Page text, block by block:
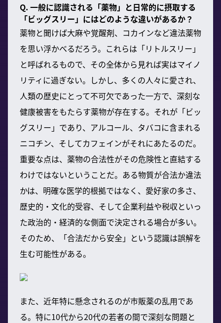
Q. 一般に認識される「薬物」と日常的に摂取する
「ビッグスリー」にはどのような違いがあるか？
薬物と聞けば大麻や覚醒剤、コカインなど違法薬物
を思い浮かべるだろう。これらは「リトルスリー」
と呼ばれるもので、その全体から見れば実はマイノ
リティに過ぎない。しかし、多くの人々に愛され、
人類の歴史にとって不可欠であった一方で、深刻な
健康被害をもたらす薬物が存在する。それが「ビッ
グスリー」であり、アルコール、タバコに含まれる
ニコチン、そしてカフェインがそれにあたるのだ。
重要な点は、薬物の合法性がその危険性と直結する
わけではないということだ。ある物質が合法か違法
かは、明確な医学的根拠ではなく、愛好家の多さ、
歴史的・文化的受容、そして企業利益や税収といっ
た政治的・経済的な側面で決定される場合が多い。
そのため、「合法だから安全」という認識は誤解を
生む可能性がある。
また、近年特に懸念されるのが市販薬の乱用であ
る。特に10代から20代の若者の間で深刻な問題と